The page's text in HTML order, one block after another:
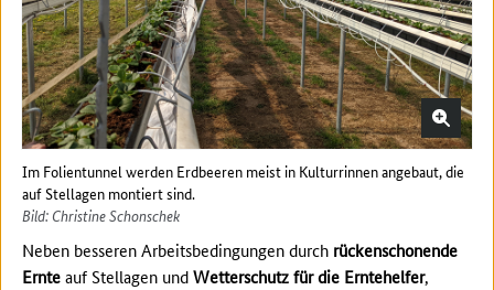
Im Folientunnel werden Erdbeeren meist in Kulturrinnen angebaut, die
auf Stellagen montiert sind.
Bild: Christine Schonschek
Neben besseren Arbeitsbedingungen durch rückenschonende
Ernteauf Stellagen undWetterschutz für die Erntehelfer,